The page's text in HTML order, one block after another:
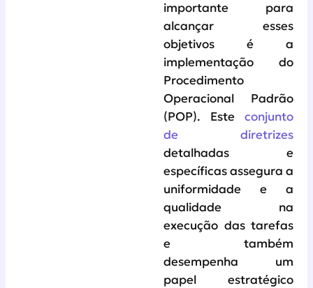
importante para
alcançar esses
objetivos é a
implementação do
Procedimento
Operacional Padrão
(POP). Este conjunto
de diretrizes
detalhadas e
específicas assegura a
uniformidade e a
qualidade na
execução das tarefas
e também
desempenha um
papel estratégico